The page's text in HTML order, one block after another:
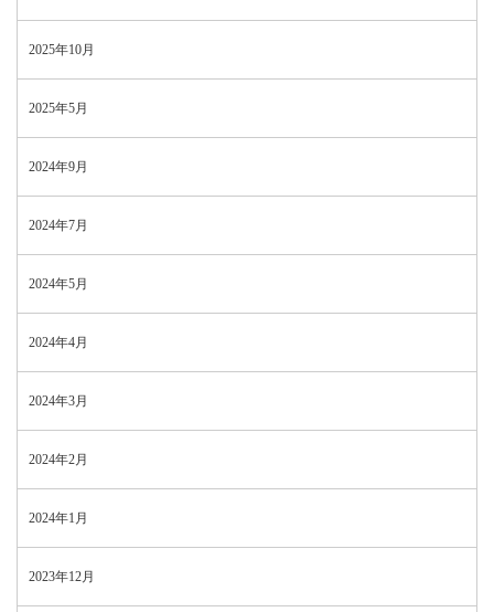
2025年10月
2025年5月
2024年9月
2024年7月
2024年5月
2024年4月
2024年3月
2024年2月
2024年1月
2023年12月